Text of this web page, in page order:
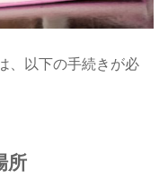
、以下の手続きが必
所